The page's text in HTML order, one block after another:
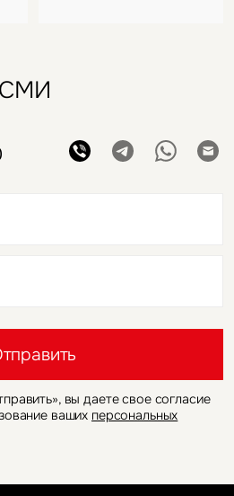
СМИ
вы даете свое согласие
ваших персональных